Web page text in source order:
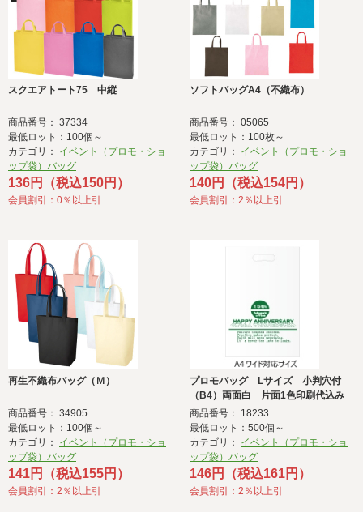
スクエアトート75 中縦
商品番号： 37334
最低ロット：100個～
カテゴリ： イベント（プロモ・ショ
ップ袋）バッグ
136円（税込150円）
会員割引：0％以上引
ソフトバッグA4（不織布）
商品番号： 05065
最低ロット：100枚～
カテゴリ： イベント（プロモ・ショ
ップ袋）バッグ
140円（税込154円）
会員割引：2％以上引
再生不織布バッグ（Ｍ）
商品番号： 34905
最低ロット：100個～
カテゴリ： イベント（プロモ・ショ
ップ袋）バッグ
141円（税込155円）
会員割引：2％以上引
プロモバッグ Lサイズ 小判穴付
（B4）両面白 片面1色印刷代込み
商品番号： 18233
最低ロット：500個～
カテゴリ： イベント（プロモ・ショ
ップ袋）バッグ
146円（税込161円）
会員割引：2％以上引